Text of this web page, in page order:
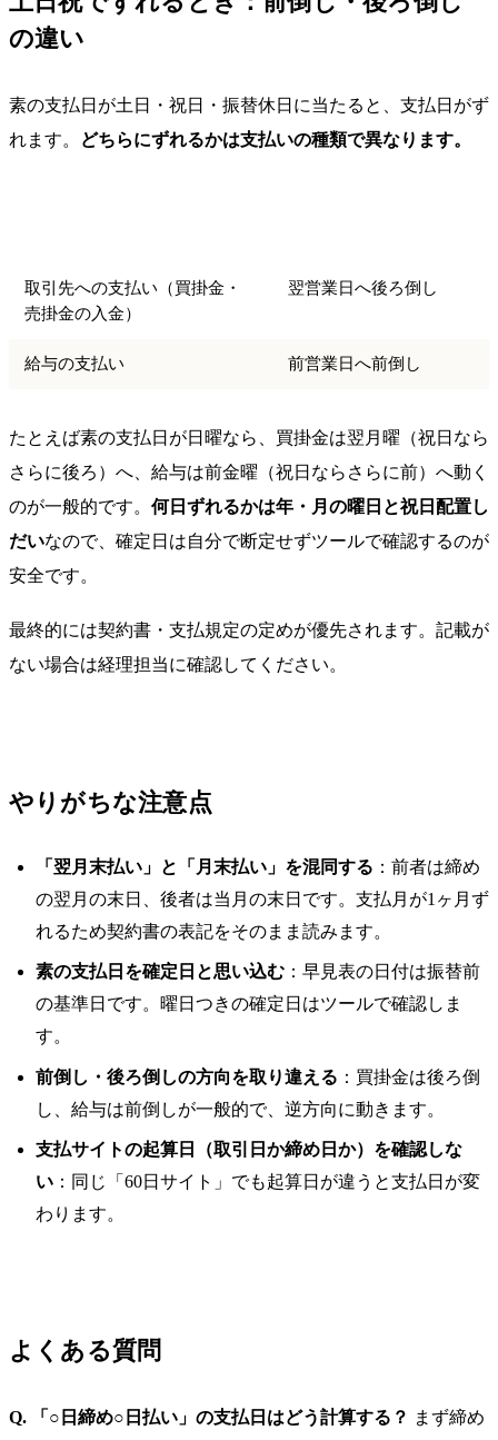
の違い
素の支払日が土日・祝日・振替休日に当たると、支払日がず
れます。
どちらにずれるかは支払いの種類で異なります。
取引先への支払い（買掛金・
売掛金の入金）
翌営業日へ後ろ倒し
給与の支払い 前営業日へ前倒し
たとえば素の支払日が日曜なら、買掛金は翌月曜（祝日なら
さらに後ろ）へ、給与は前金曜（祝日ならさらに前）へ動く
のが一般的です。 何日ずれるかは年・月の曜日と祝日配置し
だいなので、確定日は自分で断定せずツールで確認するのが
安全です。
最終的には契約書・支払規定の定めが優先されます。記載が
ない場合は経理担当に確認してください。
やりがちな注意点
「翌月末払い」と「月末払い」を混同する ：前者は締め
の翌月の末日、後者は当月の末日です。支払月が1ヶ月ず
れるため契約書の表記をそのまま読みます。
素の支払日を確定日と思い込む ：早見表の日付は振替前
の基準日です。曜日つきの確定日はツールで確認しま
す。
前倒し・後ろ倒しの方向を取り違える ：買掛金は後ろ倒
し、給与は前倒しが一般的で、逆方向に動きます。
支払サイトの起算日（取引日か締め日か）を確認しな
い ：同じ「60日サイト」でも起算日が違うと支払日が変
わります。
よくある質問
Q. 「○日締め○日払い」の支払日はどう計算する？ まず締め